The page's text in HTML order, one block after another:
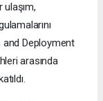
Deployment
arasında